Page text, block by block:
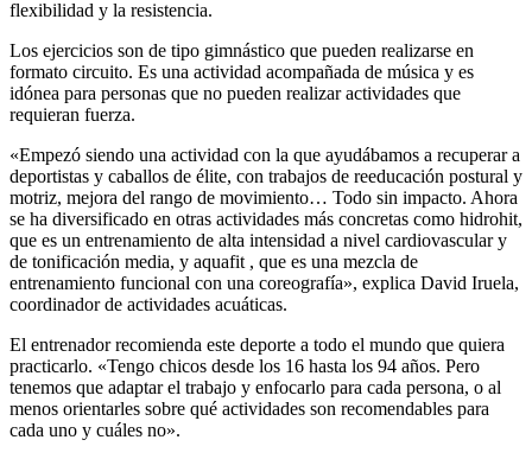
flexibilidad y la resistencia.
Los ejercicios son de tipo gimnástico que pueden realizarse en
formato circuito. Es una actividad acompañada de música y es
idónea para personas que no pueden realizar actividades que
requieran fuerza.
«Empezó siendo una actividad con la que ayudábamos a recuperar a
deportistas y caballos de élite, con trabajos de reeducación postural y
motriz, mejora del rango de movimiento… Todo sin impacto. Ahora
se ha diversificado en otras actividades más concretas como hidrohit,
que es un entrenamiento de alta intensidad a nivel cardiovascular y
de tonificación media, y aquafit , que es una mezcla de
entrenamiento funcional con una coreografía», explica David Iruela,
coordinador de actividades acuáticas.
El entrenador recomienda este deporte a todo el mundo que quiera
practicarlo. «Tengo chicos desde los 16 hasta los 94 años. Pero
tenemos que adaptar el trabajo y enfocarlo para cada persona, o al
menos orientarles sobre qué actividades son recomendables para
cada uno y cuáles no».